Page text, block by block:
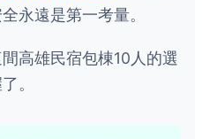
永遠是第一考量。
高雄民宿包棟10人的選
。